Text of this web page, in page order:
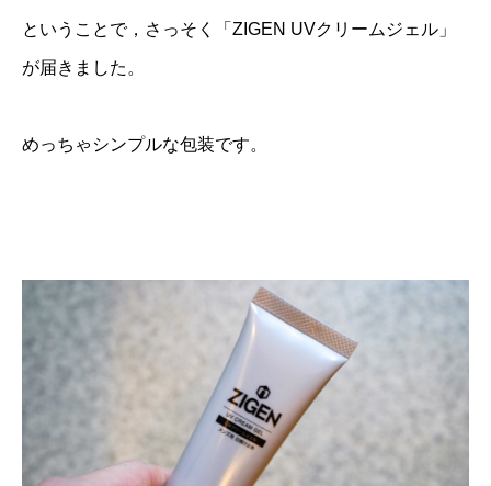
ということで，さっそく「ZIGEN UVクリームジェル」
が届きました。
めっちゃシンプルな包装です。